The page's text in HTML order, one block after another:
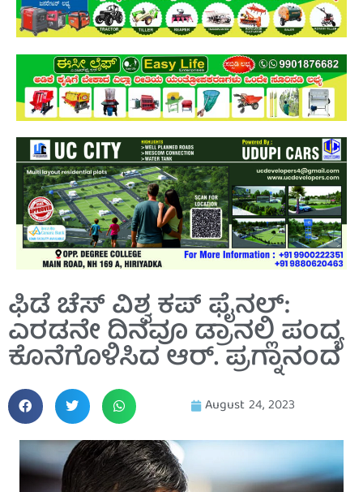
ಫಿಡೆ ಚೆಸ್ ವಿಶ್ವ ಕಪ್ ಫೈನಲ್:
ಎರಡನೇ ದಿನವೂ ಡ್ರಾನಲ್ಲಿ ಪಂದ್ಯ
ಕೊನೆಗೊಳಿಸಿದ ಆರ್. ಪ್ರಗ್ನಾನಂದ
August 24, 2023